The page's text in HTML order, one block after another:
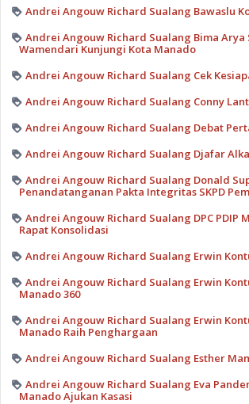
Andrei Angouw Richard Sualang Bawaslu
Andrei Angouw Richard Sualang Bima
Wamendari Kunjungi Kota Manado
Andrei Angouw Richard Sualang Cek
Andrei Angouw Richard Sualang Conny
Andrei Angouw Richard Sualang Debat
Andrei Angouw Richard Sualang Djafar
Andrei Angouw Richard Sualang Donald
Penandatanganan Pakta Integritas SKPD
Andrei Angouw Richard Sualang DPC PDIP
Rapat Konsolidasi
Andrei Angouw Richard Sualang Erwin
Andrei Angouw Richard Sualang Erwin
Manado 360
Andrei Angouw Richard Sualang Erwin
Manado Raih Penghargaan
Andrei Angouw Richard Sualang Esther
Andrei Angouw Richard Sualang Eva
Manado Ajukan Kasasi